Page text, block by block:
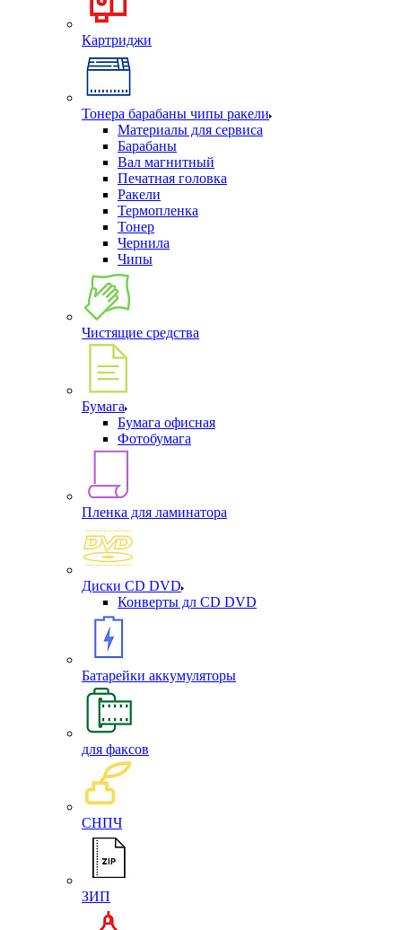
Картриджи
Тонера барабаны чипы ракели
Материалы для сервиса
Барабаны
Вал магнитный
Печатная головка
Ракели
Термопленка
Тонер
Чернила
Чипы
Чистящие средства
Бумага
Бумага офисная
Фотобумага
Пленка для ламинатора
Диски CD DVD
Конверты дл CD DVD
Батарейки аккумуляторы
для факсов
СНПЧ
ЗИП